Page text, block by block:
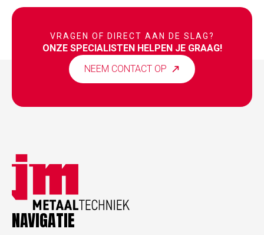
VRAGEN OF DIRECT AAN DE SLAG?
ONZE SPECIALISTEN HELPEN JE GRAAG!
NEEM CONTACT OP
NAVIGATIE